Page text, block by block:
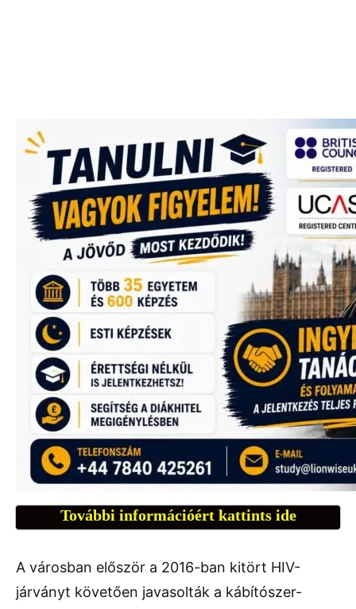
További információért kattints ide
A városban először a 2016-ban kitört HIV-
járványt követően javasolták a kábítószer-